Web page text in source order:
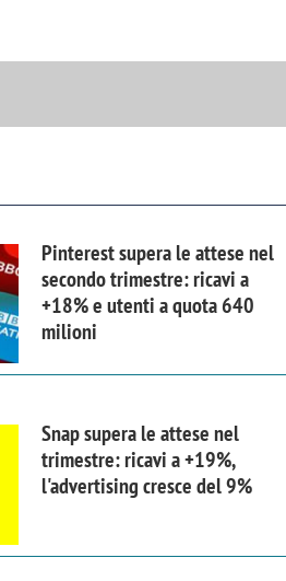
Pinterest supera le attese nel
secondo trimestre: ricavi a
+18% e utenti a quota 640
milioni
Snap supera le attese nel
trimestre: ricavi a +19%,
l'advertising cresce del 9%